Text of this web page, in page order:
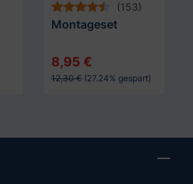
(153)
Montageset
8,95 €
12,30 € (27.24% gespart)